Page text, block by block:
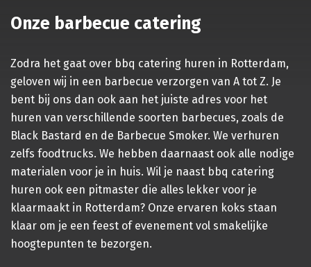
Onze barbecue catering
Zodra het gaat over bbq catering huren in Rotterdam,
geloven wij in een barbecue verzorgen van A tot Z. Je
bent bij ons dan ook aan het juiste adres voor het
huren van verschillende soorten barbecues, zoals de
Black Bastard en de Barbecue Smoker. We verhuren
zelfs foodtrucks. We hebben daarnaast ook alle nodige
materialen voor je in huis. Wil je naast bbq catering
huren ook een pitmaster die alles lekker voor je
klaarmaakt in Rotterdam? Onze ervaren koks staan
klaar om je een feest of evenement vol smakelijke
hoogtepunten te bezorgen.